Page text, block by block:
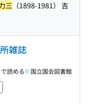
三 （1898-1981） 吉
雑誌
読める 国立国会図書館